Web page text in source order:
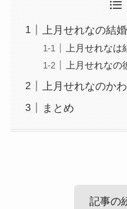
上月せれなの結
上月せれなは
上月せれなの
上月せれなのか
まとめ
記事の